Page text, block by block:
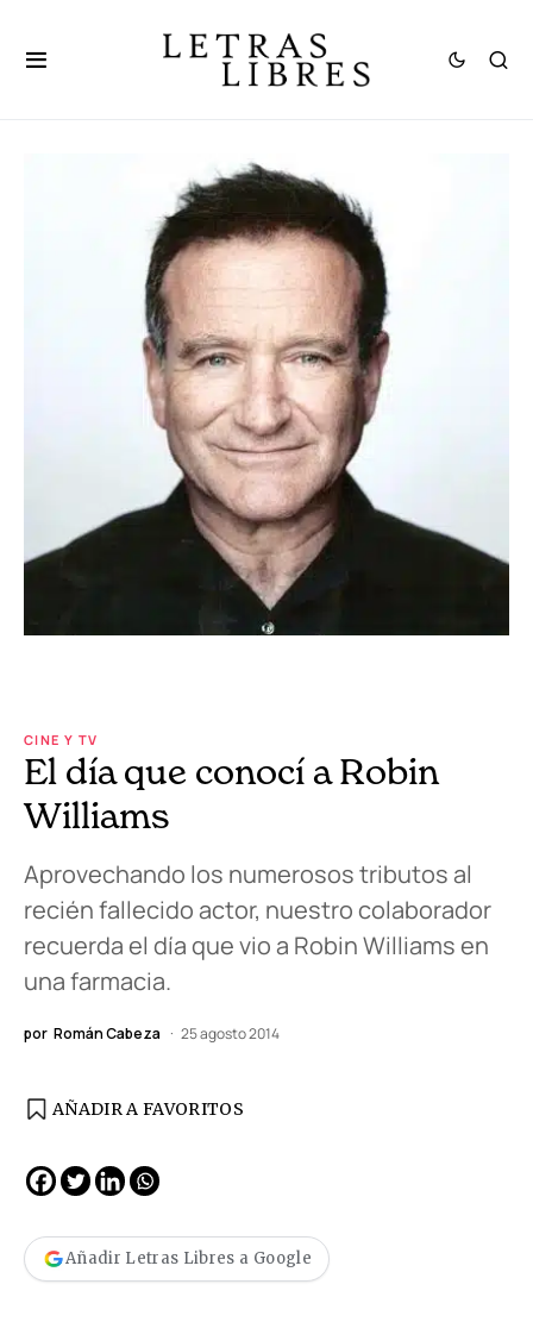
CINE Y TV
El día que conocí a Robin
Williams
Aprovechando los numerosos tributos al
recién fallecido actor, nuestro colaborador
recuerda el día que vio a Robin Williams en
una farmacia.
por Román Cabeza 25 agosto 2014
AÑADIR A FAVORITOS
Añadir Letras Libres a Google